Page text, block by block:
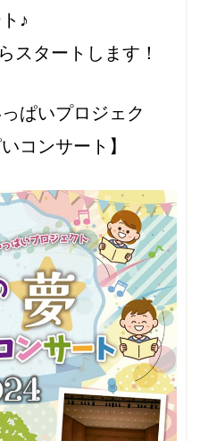
♪
スタートします！
ぱいプロジェク
コンサート】